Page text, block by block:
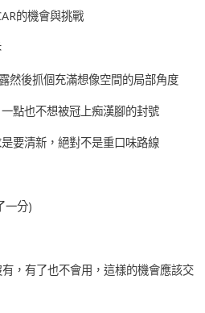
的機會與挑戰
然後抓個充滿想像空間的局部角度
點也不想被冠上痴漢腳的封號
要清新，絕對不是重口味路線
一分)
，有了也不會用，這樣的機會應該交